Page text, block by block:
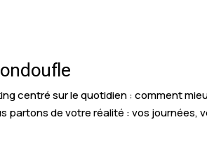
centré sur le quotidien : comment
partons de votre réalité : vos